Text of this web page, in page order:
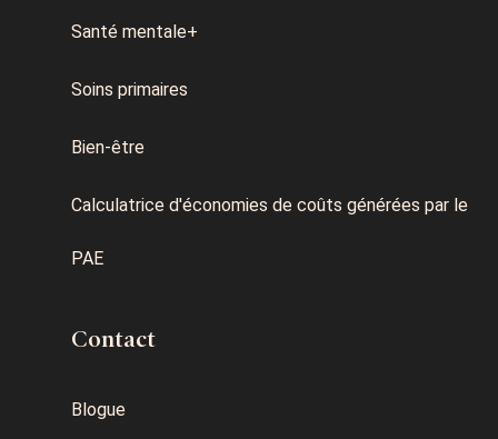
Santé mentale+
Soins primaires
Bien-être
Calculatrice d'économies de coûts générées par le
PAE
Contact
Blogue